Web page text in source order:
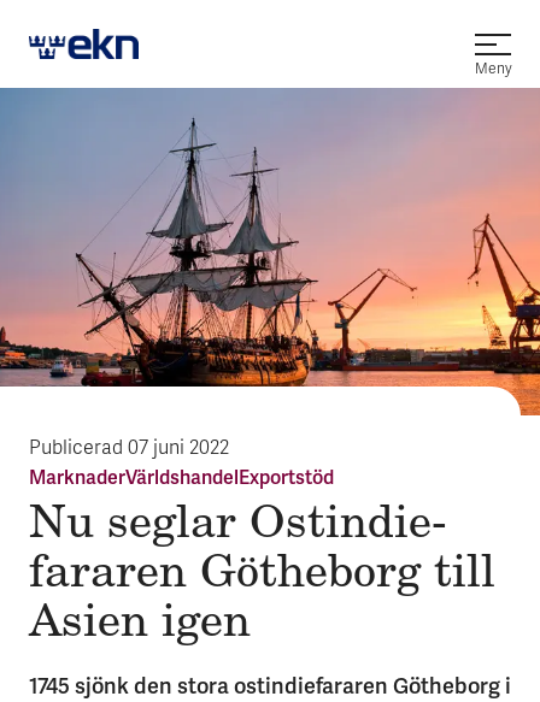
Öppna
Meny
Publicerad 07 juni 2022
MarknaderVärldshandelExportstöd
Nu seglar Ostindie­
fararen Göthe­borg till
Asien igen
1745 sjönk den stora ostindiefararen Götheborg i